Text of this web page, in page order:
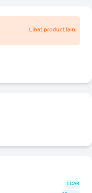
Lihat product lain
1 CAR